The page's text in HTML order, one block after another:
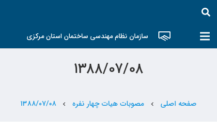
سازمان نظام مهندسی ساختمان استان مرکزی
۱۳۸۸/۰۷/۰۸
صفحه اصلی chevron_left مصوبات هیات چهار نفره chevron_left ۱۳۸۸/۰۷/۰۸